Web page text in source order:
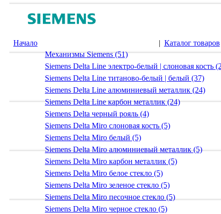
Начало | Каталог товаров
Механизмы Siemens (51)
Siemens Delta Line электро-белый | слоновая кость
Siemens Delta Line титаново-белый | белый (37)
Siemens Delta Line алюминиевый металлик (24)
Siemens Delta Line карбон металлик (24)
Siemens Delta черный рояль (4)
Siemens Delta Miro слоновая кость (5)
Siemens Delta Miro белый (5)
Siemens Delta Miro алюминиевый металлик (5)
Siemens Delta Miro карбон металлик (5)
Siemens Delta Miro белое стекло (5)
Siemens Delta Miro зеленое стекло (5)
Siemens Delta Miro песочное стекло (5)
Siemens Delta Miro черное стекло (5)